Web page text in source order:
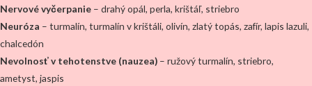
Nervové vyčerpanie – drahý opál, perla, krištáľ, striebro
Neuróza – turmalín, turmalín v krištáli, olivín, zlatý topás, zafír, lapis lazuli,
chalcedón
Nevolnosť v tehotenstve (nauzea) – ružový turmalín, striebro,
ametyst, jaspis